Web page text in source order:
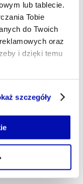
lub tablecie.
Tobie
do Twoich
oraz
i dzięki temu
plików cookie,
np. we
po wybraniu opcji
szczegóły